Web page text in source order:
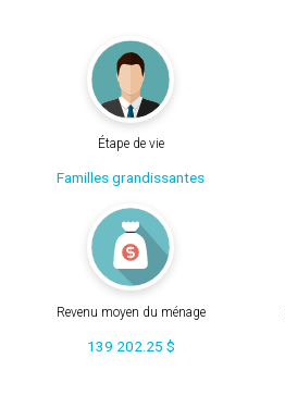
Étape de vie
Familles grandissantes
Revenu moyen du ménage
139 202.25 $